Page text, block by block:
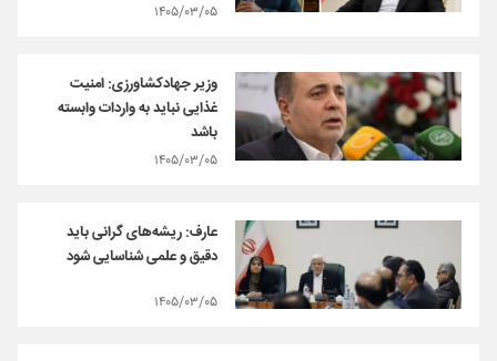
۱۴۰۵/۰۳/۰۵
وزیر جهادکشاورزی: امنیت
غذایی نباید به واردات وابسته
باشد
۱۴۰۵/۰۳/۰۵
عارف: ریشه‌های گرانی باید
دقیق و علمی شناسایی شود
۱۴۰۵/۰۳/۰۵